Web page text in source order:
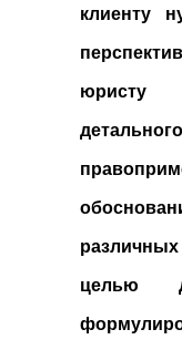
клиенту
юристу
целью